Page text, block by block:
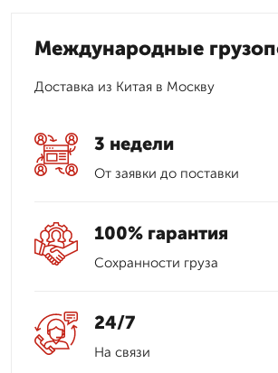
Международные
Доставка из Китая в Москву
3 недели
От заявки до поставки
100% гарантия
Сохранности груза
24/7
На связи